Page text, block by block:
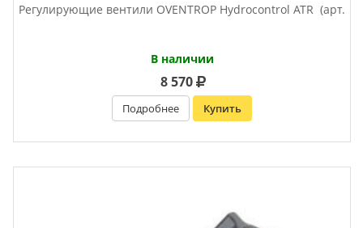
Регулирующие вентили OVENTROP Нydrocontrol ATR (арт.
В наличии
8 570
Подробнее Купить